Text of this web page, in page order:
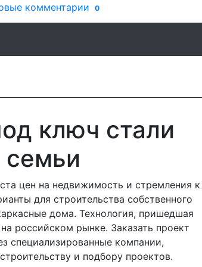
комментарии 0
ключ стали
цен на недвижимость и стремления к
для строительства собственного
дома. Технология, пришедшая
российском рынке. Заказать проект
специализированные компании,
и подбору проектов.